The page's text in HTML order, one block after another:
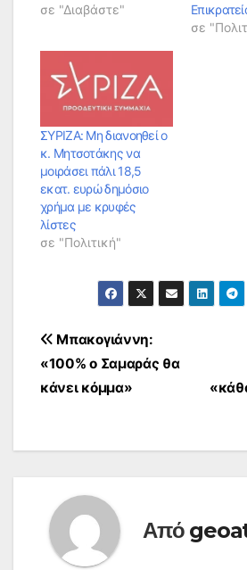
σε "Διαβάστε"
σε
ΣΥΡΙΖΑ: Μη διανοηθεί ο
κ. Μητσοτάκης να
μοιράσει πάλι 18,5
εκατ. ευρώ δημόσιο
χρήμα με κρυφές
λίστες
σε "Πολιτική"
Πλοήγηση
άρθρων
Μπακογιάννη:
«100% ο Σαμαράς θα
κάνει κόμμα»
Από